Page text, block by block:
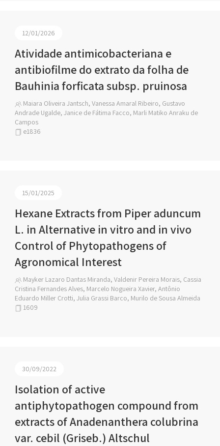
12/01/2026
Atividade antimicobacteriana e
antibiofilme do extrato da folha de
Bauhinia forficata subsp. pruinosa
Maiara Oliveira Jantsch, Vanessa Amaral Ribeiro, Gustavo
Andrade Ugalde, Janice de Fátima Facco, Marli Matiko Anraku de
Campos
e1836
15/01/2025
Hexane Extracts from Piper aduncum
L. in Alternative in vitro and in vivo
Control of Phytopathogens of
Agronomical Interest
Mayker Lazaro Dantas Miranda, Valdenir Pereira Morais, Cassia
Cristina Fernandes Alves, Marcelo Nogueira Xavier, Antônio
Eduardo Miller Crotti, Julia Grassi Barco, Murilo de Sousa Almeida
1609
30/09/2022
Isolation of active
antiphytopathogen compound from
extracts of Anadenanthera colubrina
var. cebil (Griseb.) Altschul